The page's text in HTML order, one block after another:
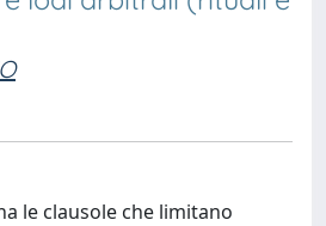
le clausole che limitano